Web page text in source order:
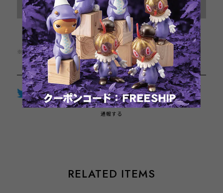
Sold out
日本国内にお住まいの方向け
※この商品は1点までのご注文とさせていただきます。
Twitter LINE Facebook
通報する
RELATED ITEMS